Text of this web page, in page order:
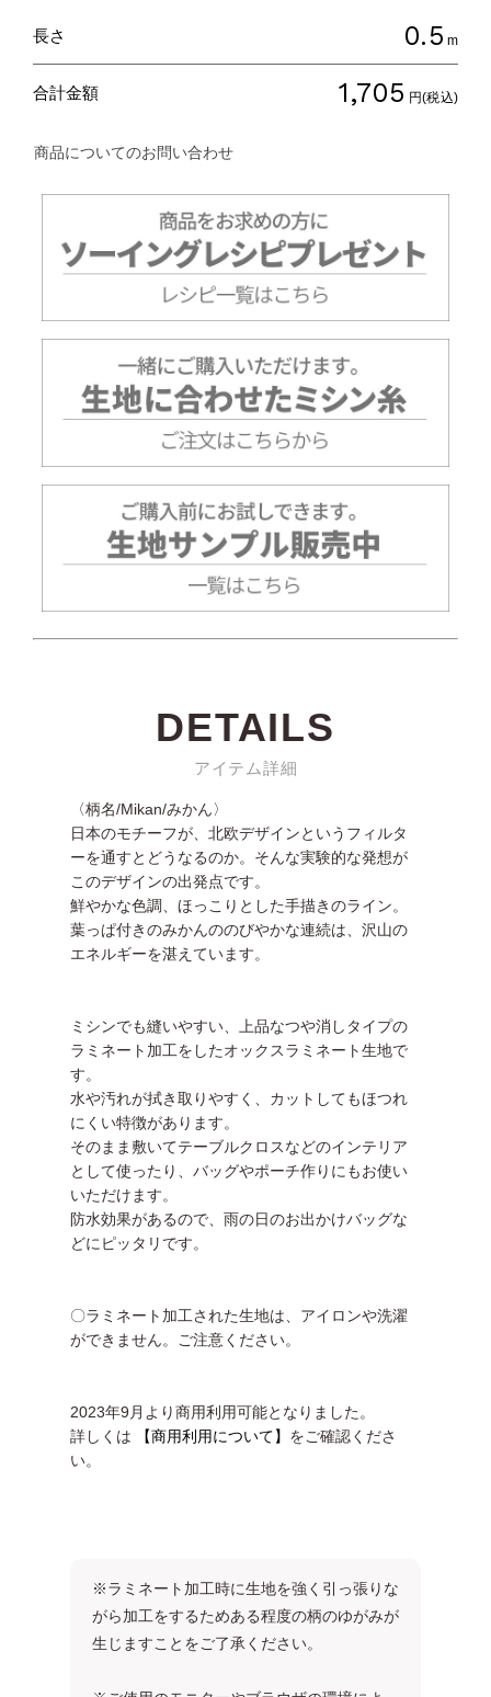
長さ 0.5 m
合計金額 1,705 円(税込)
商品についてのお問い合わせ
DETAILS
アイテム詳細
〈柄名/Mikan/みかん〉
日本のモチーフが、北欧デザインというフィルタ
ーを通すとどうなるのか。そんな実験的な発想が
このデザインの出発点です。
鮮やかな色調、ほっこりとした手描きのライン。
葉っぱ付きのみかんののびやかな連続は、沢山の
エネルギーを湛えています。
ミシンでも縫いやすい、上品なつや消しタイプの
ラミネート加工をしたオックスラミネート生地で
す。
水や汚れが拭き取りやすく、カットしてもほつれ
にくい特徴があります。
そのまま敷いてテーブルクロスなどのインテリア
として使ったり、バッグやポーチ作りにもお使い
いただけます。
防水効果があるので、雨の日のお出かけバッグな
どにピッタリです。
〇ラミネート加工された生地は、アイロンや洗濯
ができません。ご注意ください。
2023年9月より商用利用可能となりました。
詳しくは
【商用利用について】 をご確認くださ
い。
※ラミネート加工時に生地を強く引っ張りな
がら加工をするためある程度の柄のゆがみが
生じますことをご了承ください。